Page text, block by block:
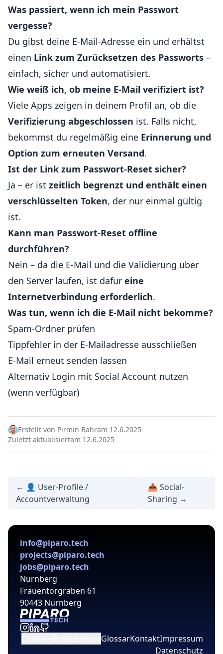
Was passiert, wenn ich mein Passwort
vergesse?
Du gibst deine E-Mail-Adresse ein und erhältst
einen Link zum Zurücksetzen des Passworts –
einfach, sicher und automatisiert.
Wie weiß ich, ob meine E-Mail verifiziert ist?
Viele Apps zeigen in deinem Profil an, ob die
Verifizierung abgeschlossen ist. Falls nicht,
bekommst du regelmäßig eine Erinnerung und
Option zum erneuten Versand.
Ist der Link zum Passwort-Reset sicher?
Ja – er ist zeitlich begrenzt und enthält einen
verschlüsselten Token, der nur einmal gültig
ist.
Kann man Passwort-Reset offline
durchführen?
Nein – da die E-Mail und die Validierung über
den Server laufen, ist dafür eine
Internetverbindung erforderlich.
Was tun, wenn ich die E-Mail nicht bekomme?
Spam-Ordner prüfen
Tippfehler in der E-Mailadresse ausschließen
E-Mail erneut senden lassen
Alternativ Login mit Social Account nutzen
(wenn verfügbar)
Erstellt von Pirmin Bahram 12.6.2025
Zuletzt aktualisiertam 12.6.2025
← 👤 User-Profile /
Accountverwaltung
📤 Social-
Sharing →
info@piparo.tech
projects@piparo.tech
jobs@piparo.tech
Nürnberg
Frauentorgraben 61
90443 Nürnberg
GlossarKontaktImpressum
Datenschutz